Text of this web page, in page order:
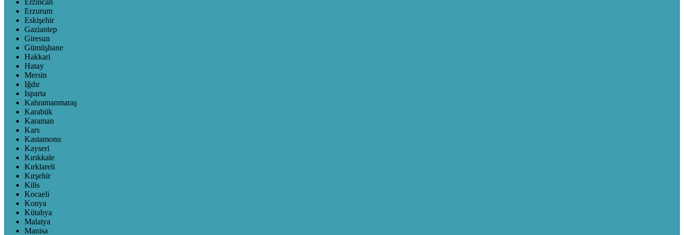
Erzincan
Erzurum
Eskişehir
Gaziantep
Giresun
Gümüşhane
Hakkari
Hatay
Mersin
Iğdır
Isparta
Kahramanmaraş
Karabük
Karaman
Kars
Kastamonu
Kayseri
Kırıkkale
Kırklareli
Kırşehir
Kilis
Kocaeli
Konya
Kütahya
Malatya
Manisa